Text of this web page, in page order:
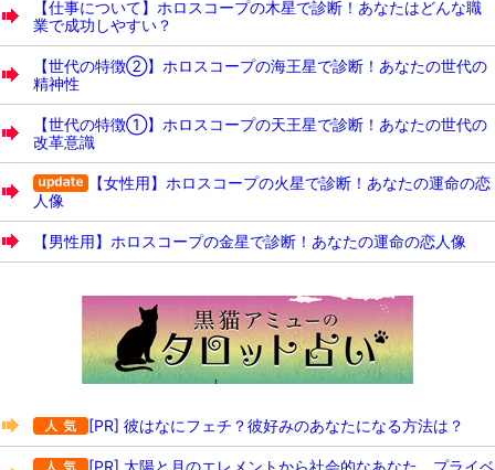
【仕事について】ホロスコープの木星で診断！あなたはどんな職
業で成功しやすい？
【世代の特徴②】ホロスコープの海王星で診断！あなたの世代の
精神性
【世代の特徴①】ホロスコープの天王星で診断！あなたの世代の
改革意識
【女性用】ホロスコープの火星で診断！あなたの運命の恋
人像
【男性用】ホロスコープの金星で診断！あなたの運命の恋人像
[PR] 彼はなにフェチ？彼好みのあなたになる方法は？
[PR] 太陽と月のエレメントから社会的なあなた、プライベ